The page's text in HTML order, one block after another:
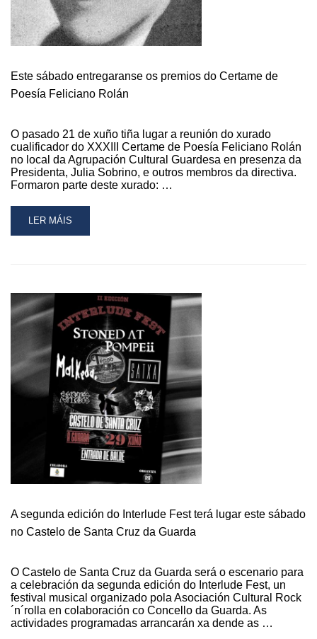
Este sábado entregaranse os premios do Certame de
Poesía Feliciano Rolán
O pasado 21 de xuño tiña lugar a reunión do xurado
cualificador do XXXIII Certame de Poesía Feliciano Rolán
no local da Agrupación Cultural Guardesa en presenza da
Presidenta, Julia Sobrino, e outros membros da directiva.
Formaron parte deste xurado: …
READ
MORE
OS
PREMIOS
CERTAME
POESÍA
FELICIANO
ROLÁN
LER MÁIS
A segunda edición do Interlude Fest terá lugar este sábado
no Castelo de Santa Cruz da Guarda
O Castelo de Santa Cruz da Guarda será o escenario para
a celebración da segunda edición do Interlude Fest, un
festival musical organizado pola Asociación Cultural Rock
´n´rolla en colaboración co Concello da Guarda. As
actividades programadas arrancarán xa dende as …